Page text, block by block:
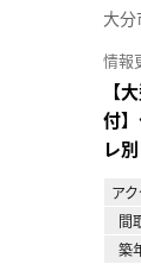
大分
情報
【
付
レ
ア
間
築